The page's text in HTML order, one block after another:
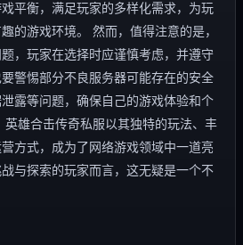
平衡，满足玩家的多样化需求，为玩
的游戏环境。 然而，值得注意的是，
，玩家在选择时应谨慎考虑，并遵守
警惕部分不良服务器可能存在的安全
露等问题，确保自己的游戏体验和个
英雄合击传奇私服以其独特的玩法、丰
方式，成为了网络游戏领域中一道亮
与探索的玩家而言，这无疑是一个不